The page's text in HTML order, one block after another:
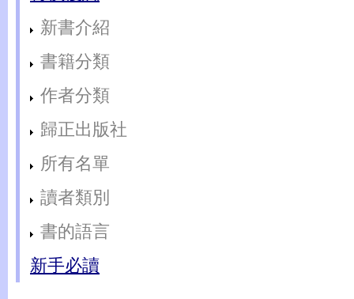
新書介紹
書籍分類
作者分類
歸正出版社
所有名單
讀者類別
書的語言
新手必讀